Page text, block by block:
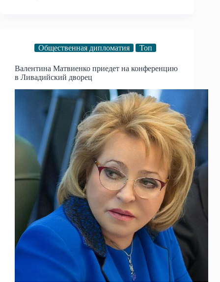
Общественная дипломатия Топ
Валентина Матвиенко приедет на конференцию
в Ливадийский дворец